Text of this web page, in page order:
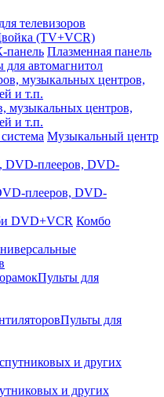
телевизоров
(TV+VCR)
Плазменная панель
для автомагнитол
музыкальных центров,
и т.п.
Музыкальный центр
плееров, DVD-
DVD+VCR Комбо
Пульты для
Пульты для
и других